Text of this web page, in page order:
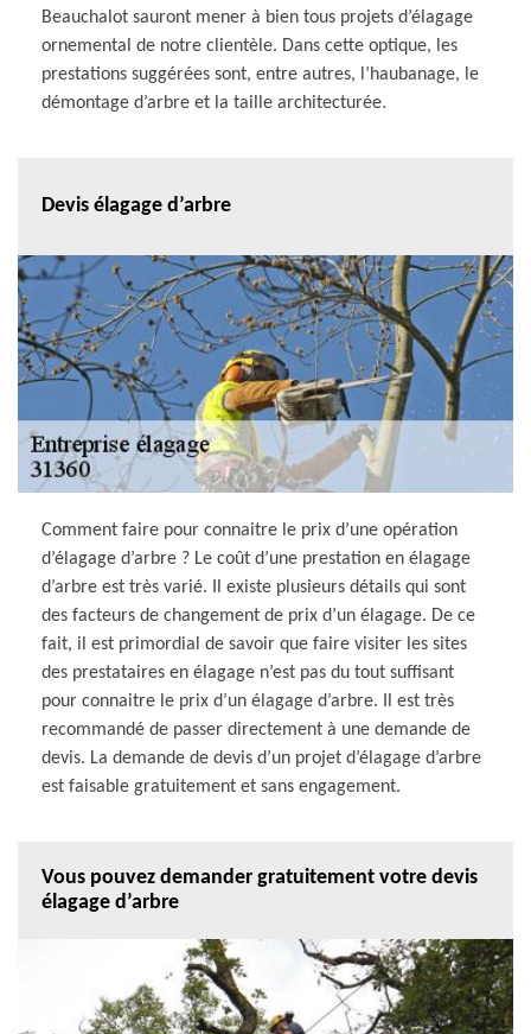
Beauchalot sauront mener à bien tous projets d’élagage
ornemental de notre clientèle. Dans cette optique, les
prestations suggérées sont, entre autres, l’haubanage, le
démontage d’arbre et la taille architecturée.
Devis élagage d’arbre
Comment faire pour connaitre le prix d’une opération
d’élagage d’arbre ? Le coût d’une prestation en élagage
d’arbre est très varié. Il existe plusieurs détails qui sont
des facteurs de changement de prix d’un élagage. De ce
fait, il est primordial de savoir que faire visiter les sites
des prestataires en élagage n’est pas du tout suffisant
pour connaitre le prix d’un élagage d’arbre. Il est très
recommandé de passer directement à une demande de
devis. La demande de devis d’un projet d’élagage d’arbre
est faisable gratuitement et sans engagement.
Vous pouvez demander gratuitement votre devis
élagage d’arbre